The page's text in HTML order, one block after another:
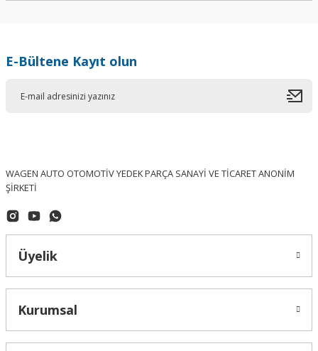
E-Bültene Kayıt olun
WAGEN AUTO OTOMOTİV YEDEK PARÇA SANAYİ VE TİCARET ANONİM
ŞİRKETİ
Üyelik
Kurumsal